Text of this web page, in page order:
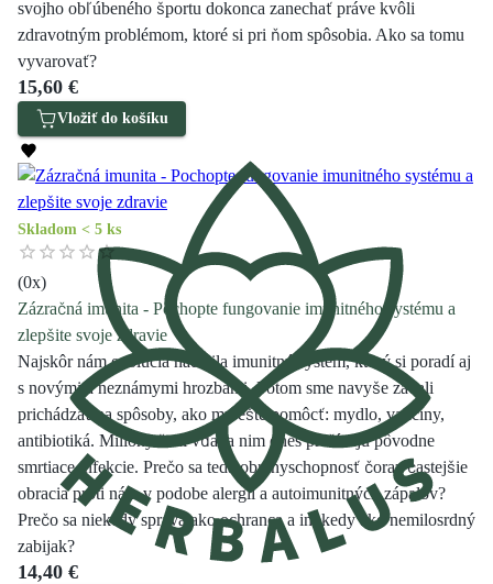
svojho obľúbeného športu dokonca zanechať práve kvôli
zdravotným problémom, ktoré si pri ňom spôsobia. Ako sa tomu
vyvarovať?
15,60 €
Vložiť do košíku
Skladom < 5 ks
(0x)
Zázračná imunita - Pochopte fungovanie imunitného systému a
zlepšite svoje zdravie
Najskôr nám evolúcia nadelila imunitný systém, ktorý si poradí aj
s novými a neznámymi hrozbami. Potom sme navyše začali
prichádzať na spôsoby, ako mu ešte pomôcť: mydlo, vakcíny,
antibiotiká. Milióny ľudí vďaka nim dnes prežívajú pôvodne
smrtiace infekcie. Prečo sa teda obranyschopnosť čoraz častejšie
obracia proti nám v podobe alergií a autoimunitných zápalov?
Prečo sa niekedy správa ako ochranca a inokedy ako nemilosrdný
zabijak?
14,40 €